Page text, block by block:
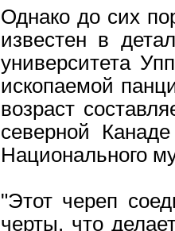
Однако до сих
известен в
университета
ископаемой
возраст
северной
Национального
"Этот череп
черты, что